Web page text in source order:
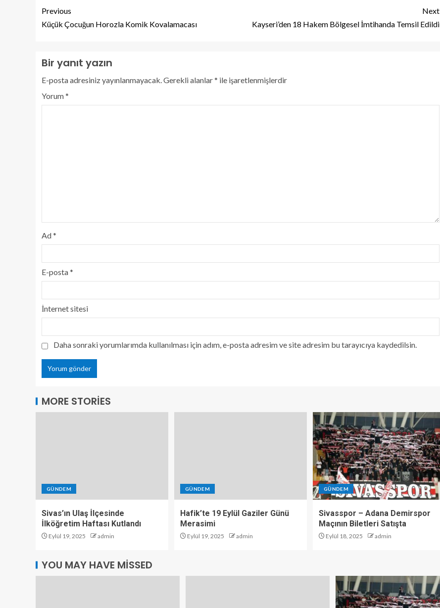
Previous
Küçük Çocuğun Horozla Komik Kovalamacası
Next
Kayseri’den 18 Hakem Bölgesel İmtihanda Temsil Edildi
Bir yanıt yazın
E-posta adresiniz yayınlanmayacak.Gerekli alanlar* ile işaretlenmişlerdir
Yorum*
Ad*
E-posta*
İnternet sitesi
Daha sonraki yorumlarımda kullanılması için adım, e-posta adresim ve site adresim bu tarayıcıya kaydedilsin.
MORE STORIES
GÜNDEM
Sivas’ın Ulaş İlçesinde
İlköğretim Haftası Kutlandı
Eylül 19, 2025 admin
GÜNDEM
Hafik’te 19 Eylül Gaziler Günü
Merasimi
Eylül 19, 2025 admin
GÜNDEM
Sivasspor – Adana Demirspor
Maçının Biletleri Satışta
Eylül 18, 2025 admin
YOU MAY HAVE MISSED